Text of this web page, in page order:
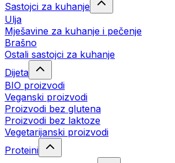
Sastojci za kuhanje
Ulja
Mješavine za kuhanje i pečenje
Brašno
Ostali sastojci za kuhanje
Dijeta
BIO proizvodi
Veganski proizvodi
Proizvodi bez glutena
Proizvodi bez laktoze
Vegetarijanski proizvodi
Proteini